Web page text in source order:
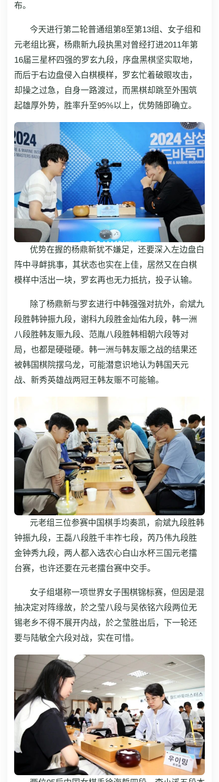
布。
今天进行第二轮普通组第8至第13组、女子组和
元老组比赛，杨鼎新九段执黑对曾经打进2011年第
16届三星杯四强的罗玄九段，序盘黑棋坚实取地，
而后于右边盘侵入白棋模样，罗玄忙着破眼攻击，
却操之过急，自身一路渡过，而黑棋却跳至外围筑
起雄厚外势，胜率升至95%以上，优势随即确立。
优势在握的杨鼎新犹不嫌足，还要深入左边盘白
阵中寻衅挑事，其状态也实在上佳，居然又在白棋
模样中活出一块，罗玄再也无力抵抗，投子认输。
除了杨鼎新与罗玄进行中韩强强对抗外，俞斌九
段胜韩钟振九段，谢科九段胜金灿佑九段，韩一洲
八段胜韩友赈九段、范胤八段胜韩相朝六段等对
局，也都是硬碰硬。韩一洲与韩友赈之战的结果还
被韩国棋院摆乌龙，可能潜意识地认为韩国天元
战、新秀英雄战两冠王韩友赈不可能输。
元老组三位参赛中国棋手均奏凯，俞斌九段胜韩
钟振九段，王磊八段胜千丰祚七段，芮乃伟九段胜
金钟秀九段，两人都入选农心白山水杯三国元老擂
台赛，也许还要在元老擂台赛中交手。
女子组堪称一项世界女子围棋锦标赛，但因是混
抽决定对阵缘故，於之莹八段与吴依铭六段两位无
锡老乡不得不展开内战，於之莹胜出后，下一轮还
要与陆敏全六段对战，实在可惜。